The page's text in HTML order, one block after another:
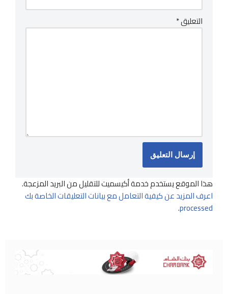
التعليق*
هذا الموقع يستخدم خدمة أكيسميت للتقليل من البريد المزعجة.
اعرف المزيد عن كيفية التعامل مع بيانات التعليقات الخاصة بك
processed
.